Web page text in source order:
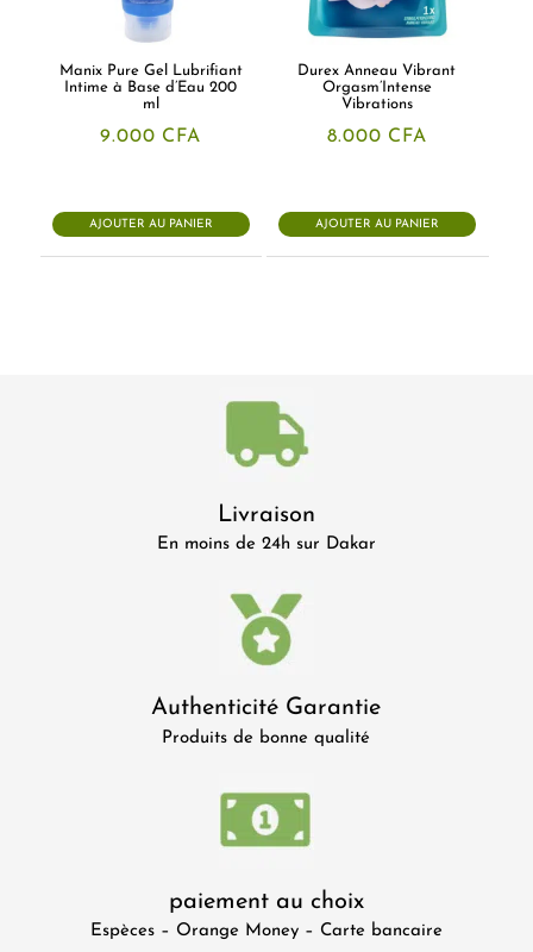
Manix Pure Gel Lubrifiant
Intime à Base d’Eau 200
ml
9.000 CFA
AJOUTER AU PANIER
Durex Anneau Vibrant
Orgasm’Intense
Vibrations
8.000 CFA
AJOUTER AU PANIER
Livraison
En moins de 24h sur Dakar
Authenticité Garantie
Produits de bonne qualité
paiement au choix
Espèces – Orange Money – Carte bancaire